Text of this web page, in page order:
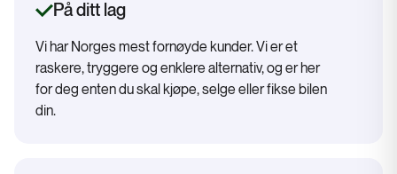
På ditt lag
Vi har Norges mest fornøyde kunder. Vi er et
raskere, tryggere og enklere alternativ, og er her
for deg enten du skal kjøpe, selge eller fikse bilen
din.